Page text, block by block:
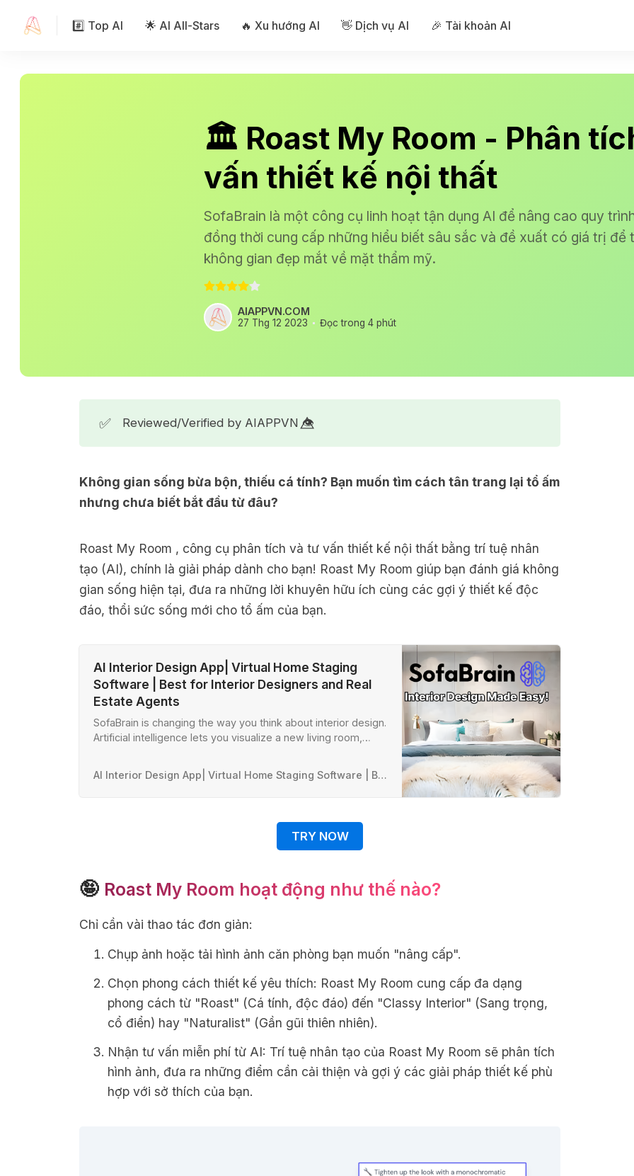
#️⃣ Top AI 🌟 AI All-Stars 🔥 Xu hướng AI 👋 Dịch vụ AI 🎉 Tài khoản AI
🏛️ Roast My Room - Phân
vấn thiết kế nội thất
SofaBrain là một công cụ linh hoạt tận dụng AI để nâng cao quy
đồng thời cung cấp những hiểu biết sâu sắc và đề xuất có giá trị để
không gian đẹp mắt về mặt thẩm mỹ.
AIAPPVN.COM
27 Thg 12 2023 Đọc trong 4 phút
✅ Reviewed/Verified by AIAPPVN 👁️⃤
Không gian sống bừa bộn, thiếu cá tính? Bạn muốn tìm cách tân trang lại tổ ấm
nhưng chưa biết bắt đầu từ đâu?
Roast My Room , công cụ phân tích và tư vấn thiết kế nội thất bằng trí tuệ nhân
tạo (AI), chính là giải pháp dành cho bạn! Roast My Room giúp bạn đánh giá không
gian sống hiện tại, đưa ra những lời khuyên hữu ích cùng các gợi ý thiết kế độc
đáo, thổi sức sống mới cho tổ ấm của bạn.
AI Interior Design App| Virtual Home Staging
Software | Best for Interior Designers and Real
Estate Agents
SofaBrain is changing the way you think about interior design.
Artificial intelligence lets you visualize a new living room,
AI Interior Design App| Virtual Home Staging Software | Best for Interior Designers and Real Estate Agents
TRY NOW
🤪 Roast My Room hoạt động như thế nào?
Chỉ cần vài thao tác đơn giản:
Chụp ảnh hoặc tải hình ảnh căn phòng bạn muốn "nâng cấp".
Chọn phong cách thiết kế yêu thích: Roast My Room cung cấp đa dạng
phong cách từ "Roast" (Cá tính, độc đáo) đến "Classy Interior" (Sang trọng,
cổ điển) hay "Naturalist" (Gần gũi thiên nhiên).
Nhận tư vấn miễn phí từ AI: Trí tuệ nhân tạo của Roast My Room sẽ phân tích
hình ảnh, đưa ra những điểm cần cải thiện và gợi ý các giải pháp thiết kế phù
hợp với sở thích của bạn.